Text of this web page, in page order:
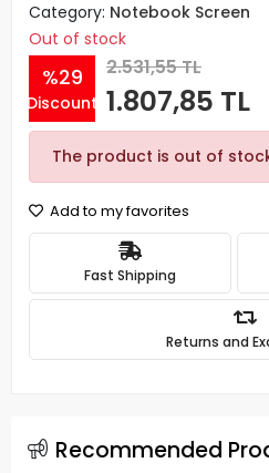
Category: Notebook Screen
Out of stock
%29
Discount
2.531,55 TL
1.807,85 TL
The product is out of
Add to my favorites
Fast Shipping
Returns and
Recommended